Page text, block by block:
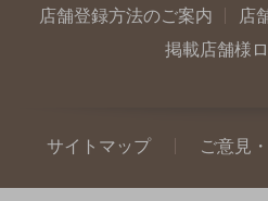
店舗登録方法のご案内
店
掲載店舗様
サイトマップ ご意見